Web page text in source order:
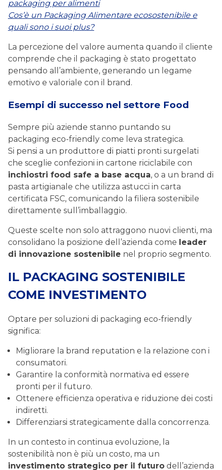
packaging per alimenti
Cos’è un Packaging Alimentare ecosostenibile e
quali sono i suoi plus?
La percezione del valore aumenta quando il cliente
comprende che il packaging è stato progettato
pensando all’ambiente, generando un legame
emotivo e valoriale con il brand.
Esempi di successo nel settore Food
Sempre più aziende stanno puntando su
packaging eco-friendly come leva strategica.
Si pensi a un produttore di piatti pronti surgelati
che sceglie confezioni in cartone riciclabile con
inchiostri food safe a base acqua, o a un brand di
pasta artigianale che utilizza astucci in carta
certificata FSC, comunicando la filiera sostenibile
direttamente sull’imballaggio.
Queste scelte non solo attraggono nuovi clienti, ma
consolidano la posizione dell’azienda come leader
di innovazione sostenibile nel proprio segmento.
IL PACKAGING SOSTENIBILE
COME INVESTIMENTO
Optare per soluzioni di packaging eco-friendly
significa:
Migliorare la brand reputation e la relazione con i
consumatori.
Garantire la conformità normativa ed essere
pronti per il futuro.
Ottenere efficienza operativa e riduzione dei costi
indiretti.
Differenziarsi strategicamente dalla concorrenza.
In un contesto in continua evoluzione, la
sostenibilità non è più un costo, ma un
investimento strategico per il futuro dell’azienda